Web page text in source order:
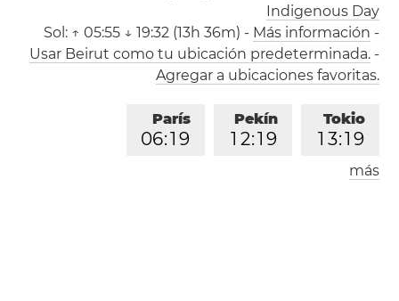
Indigenous Day
Sol: ↑ 05:55 ↓ 19:32 (13h 36m) - Más información -
Usar Beirut como tu ubicación predeterminada.-
Agregar a ubicaciones favoritas.
Tokio
1 3:1 9
Pekín
1 2:1 9
París
06:1 9
Londres
más